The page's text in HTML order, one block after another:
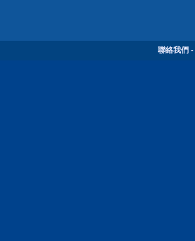
聯絡我們 -